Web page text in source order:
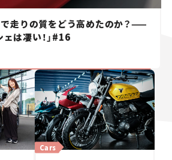
で走りの質をどう高めたのか？——
は凄い！」#16
Cars